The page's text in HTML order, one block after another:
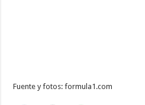
Fuente y fotos: formula1.com